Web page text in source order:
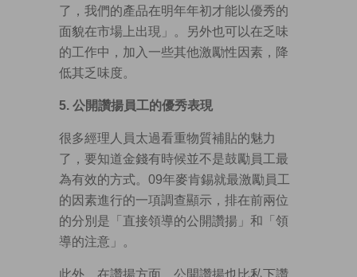
了，我們的產品在明年年初才能以優秀的
面貌在市場上出現」。另外也可以在乏味
的工作中，加入一些其他激勵性因素，降
低其乏味度。
5. 公開讚揚員工的優秀表現
很多經理人員太過看重物質補貼的魅力
了，要知道金錢有時候並不是鼓勵員工最
為有效的方式。09年麥肯錫就最激勵員工
的因素進行的一項調查顯示，排在前兩位
的分別是「直接領導的公開讚揚」和「領
導的注意」。
此外，在讚揚方面，公開讚揚也比私下讚